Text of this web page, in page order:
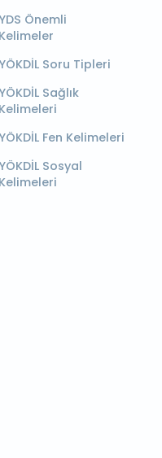
YDS Önemli
Kelimeler
YÖKDİL Soru Tipleri
YÖKDİL Sağlık
Kelimeleri
YÖKDİL Fen Kelimeleri
YÖKDİL Sosyal
Kelimeleri